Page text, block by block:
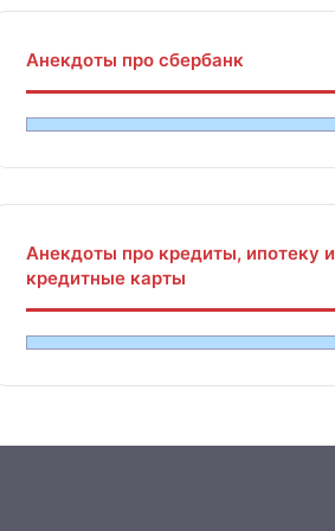
Анекдоты про сбербанк
Анекдоты про кредиты, ипотеку и
кредитные карты